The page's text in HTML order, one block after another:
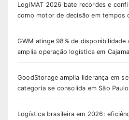
LogiMAT 2026 bate recordes e
como motor de decisão em tempos
GWM atinge 98% de disponibilidade
amplia operação logística em
GoodStorage amplia liderança em
categoria se consolida em São Paulo
Logística brasileira em 2026: